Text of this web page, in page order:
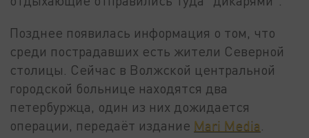
Позднее появилась информация о том, что
среди пострадавших есть жители Северной
столицы. Сейчас в Волжской центральной
городской больнице находятся два
петербуржца, один из них дожидается
операции, передаёт издание Mari Media